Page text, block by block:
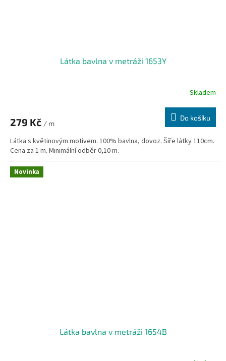
Látka bavlna v metráži 1653Y
Skladem
279 Kč / m
Do košíku
Látka s květinovým motivem. 100% bavlna, dovoz. Šíře látky 110cm.
Cena za 1 m. Minimální odběr 0,10 m.
Novinka
Látka bavlna v metráži 1654B